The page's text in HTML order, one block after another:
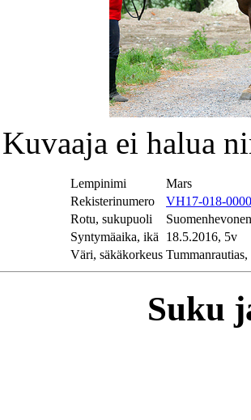
ei halua
Lempinimi
Mars
Rekisterinumero
VH17-018-0000
Rotu, sukupuoli
Syntymäaika, ikä
18.5.2016, 5v
Väri, säkäkorkeus
Suku